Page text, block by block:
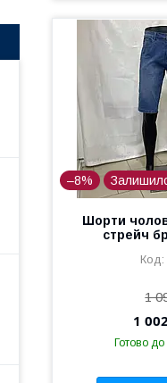
–8%
Шорти
стрейч
1
1
Готово до